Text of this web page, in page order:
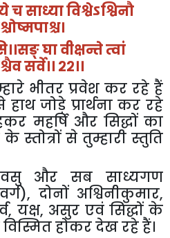
च साध्या विश्वेऽश्विनौ
घा वीक्षन्ते त्वां
सर्वे।। २२।।
भीतर प्रवेश कर रहे हैं
जोड़े प्रार्थना कर रहे
महर्षि और सिद्धों का
से तुम्हारी स्तुति
वसु और सब साध्यगण
, दोनों अश्विनीकुमार,
, यक्ष, असुर एवं सिद्धों के
होकर देख रहे हैं।